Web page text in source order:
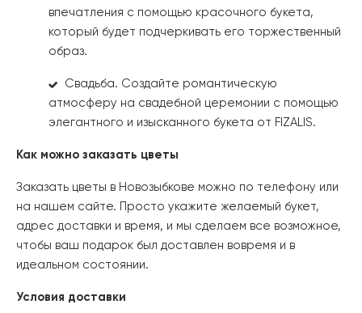
впечатления с помощью красочного букета,
который будет подчеркивать его торжественный
образ.
Свадьба. Создайте романтическую
атмосферу на свадебной церемонии с помощью
элегантного и изысканного букета от FIZALIS.
Как можно заказать цветы
Заказать цветы в Новозыбкове можно по телефону или
на нашем сайте. Просто укажите желаемый букет,
адрес доставки и время, и мы сделаем все возможное,
чтобы ваш подарок был доставлен вовремя и в
идеальном состоянии.
Условия доставки